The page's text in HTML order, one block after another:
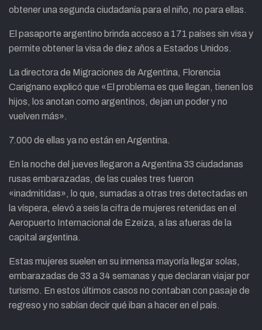
obtener una segunda ciudadanía para el niño, no para ellas.
El pasaporte argentino brinda acceso a 171 países sin visa y
permite obtener la visa de diez años a Estados Unidos.
La directora de Migraciones de Argentina, Florencia
Carignano explicó que «El problema es que llegan, tienen los
hijos, los anotan como argentinos, dejan un poder y no
vuelven más».
7.000 de ellas ya no están en Argentina.
En la noche del jueves llegaron a Argentina 33 ciudadanas
rusas embarazadas, de las cuales tres fueron
«inadmitidas», lo que, sumadas a otras tres detectadas en
la víspera, elevó a seis la cifra de mujeres retenidas en el
Aeropuerto Internacional de Ezeiza, a las afueras de la
capital argentina.
Estas mujeres suelen en su inmensa mayoría llegar solas,
embarazadas de 33 a 34 semanas y que declaran viajar por
turismo. En estos últimos casos no contaban con pasaje de
regreso y no sabían decir qué iban a hacer en el país.